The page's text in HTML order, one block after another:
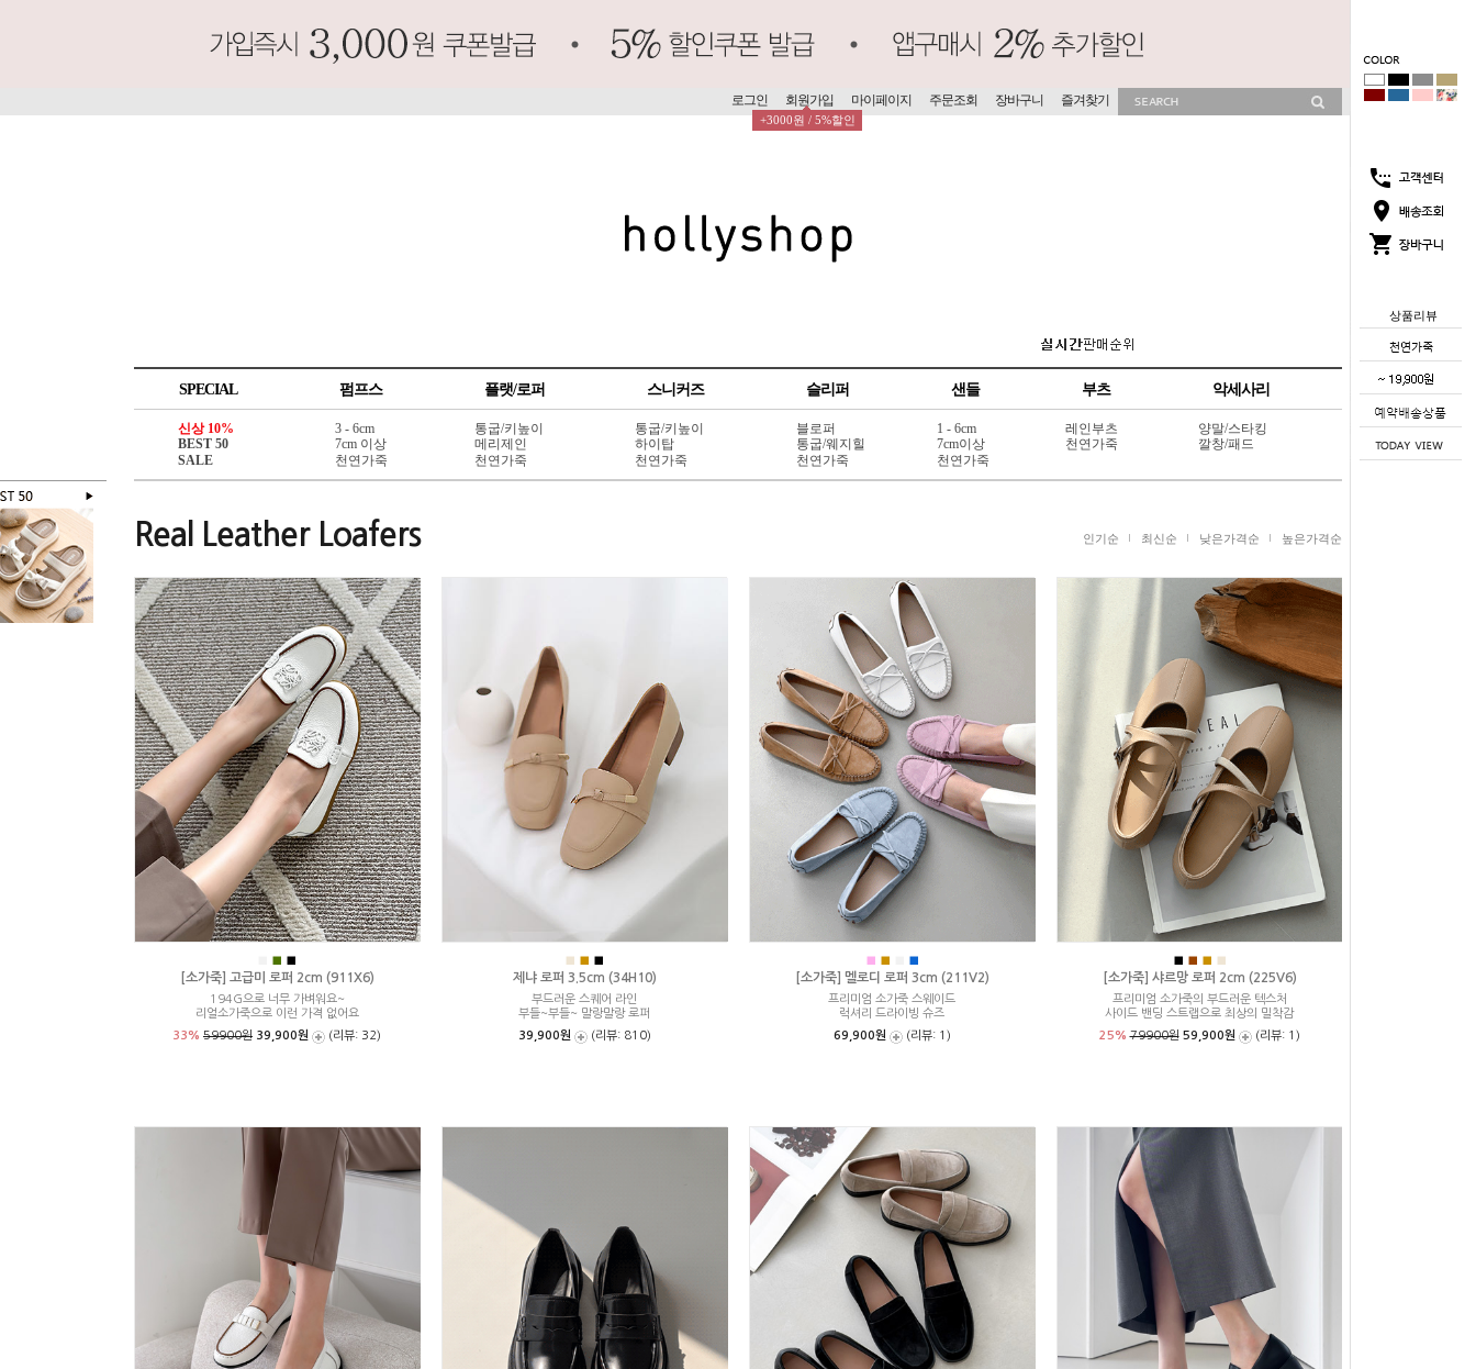
상품리뷰
로그인 회원가입
+3000원 / 5%할인
마이페이지 주문조회 장바구니 즐겨찾기
SPECIAL 펌프스 플랫/로퍼 스니커즈 슬리퍼 샌들 부츠 악세사리
신상 10%
BEST 50
SALE
3 - 6cm
7cm 이상
천연가죽
통굽/키높이
메리제인
천연가죽
통굽/키높이
하이탑
천연가죽
블로퍼
통굽/웨지힐
천연가죽
1 - 6cm
7cm이상
천연가죽
레인부츠
천연가죽
양말/스타킹
깔창/패드
Real Leather Loafers 인기순 최신순 낮은가격순 높은가격순
■ ■
[소가죽] 고급미 로퍼 2cm (911X6)
194G으로 너무 가벼워요~
리얼소가죽으로 이런 가격 없어요
33% 59900원 39,900원 (리뷰: 32)
■ ■
제냐 로퍼 3.5cm (34H10)
부드러운 스퀘어 라인
부들~부들~ 말랑말랑 로퍼
39,900원
(리뷰: 810)
■ ■ ■
[소가죽] 멜로디 로퍼 3cm (211V2)
프리미엄 소가죽 스웨이드
럭셔리 드라이빙 슈즈
69,900원
(리뷰: 1)
■ ■ ■
[소가죽] 샤르망 로퍼 2cm (225V6)
프리미엄 소가죽의 부드러운 텍스처
사이드 밴딩 스트랩으로 최상의 밀착감
25%79900원 59,900원 (리뷰: 1)